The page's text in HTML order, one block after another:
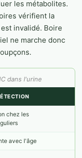
les métabolites.
vérifient la
invalidé. Boire
ne marche donc
dans l'urine
chez les
avec l'âge